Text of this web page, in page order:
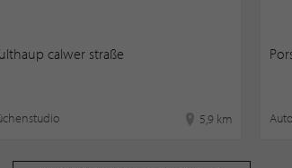
calwer straße
5,9 km